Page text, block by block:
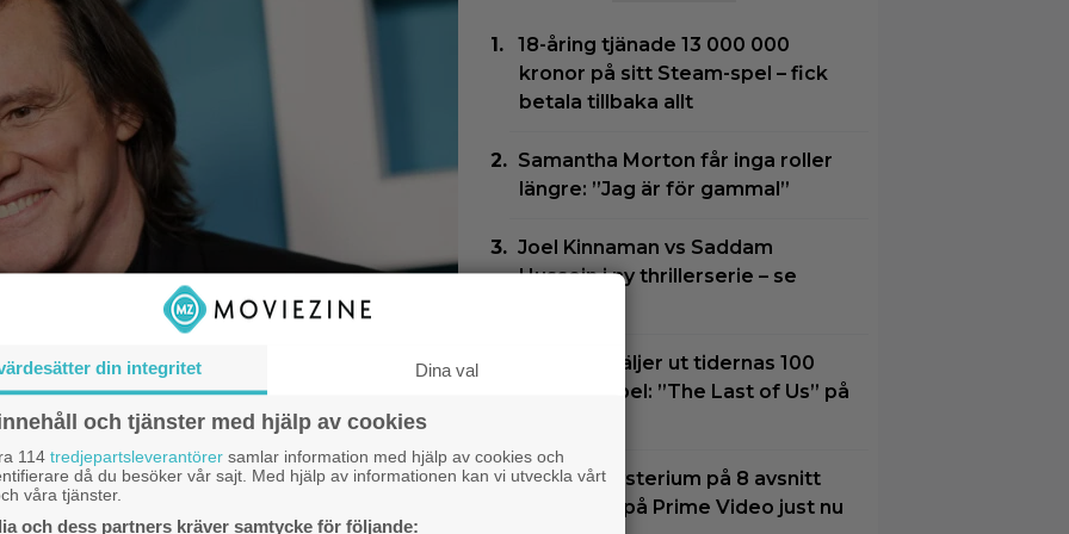
ny långfilm –
animerad serie
18-åring tjänade 13 000 000
kronor på sitt Steam-spel – fick
betala tillbaka allt
Samantha Morton får inga roller
längre: ”Jag är för gammal”
Joel Kinnaman vs Saddam
Hussein i ny thrillerserie – se
Experter väljer ut tidernas 100
bästa tv-spel: ”The Last of Us” på
Ett nytt mysterium på 8 avsnitt
gör succé på Prime Video just nu
din integritet Dina val
och tjänster med hjälp av cookies
114 tredjepartsleverantörer samlar information med hjälp av cookies och
då du besöker vår sajt. Med hjälp av informationen kan vi utveckla vårt
våra tjänster.
och dess partners kräver samtycke för följande: